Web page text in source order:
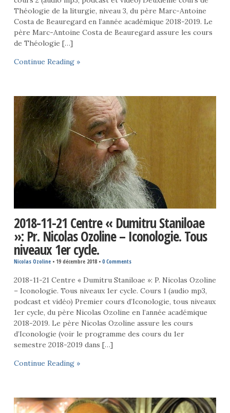
Théologie de la liturgie, niveau 3, du père Marc-Antoine
Costa de Beauregard en l’année académique 2018-2019. Le
père Marc-Antoine Costa de Beauregard assure les cours
de Théologie […]
Continue Reading »
2018-11-21 Centre « Dumitru Staniloae
»: Pr. Nicolas Ozoline – Iconologie. Tous
niveaux 1er cycle.
Nicolas Ozoline• 19 décembre 2018• 0 Comments
2018-11-21 Centre « Dumitru Staniloae »: P. Nicolas Ozoline
– Iconologie. Tous niveaux 1er cycle. Cours 1 (audio mp3,
podcast et vidéo) Premier cours d’Iconologie, tous niveaux
1er cycle, du père Nicolas Ozoline en l’année académique
2018-2019. Le père Nicolas Ozoline assure les cours
d’Iconologie (voir le programme des cours du 1er
semestre 2018-2019 dans […]
Continue Reading »